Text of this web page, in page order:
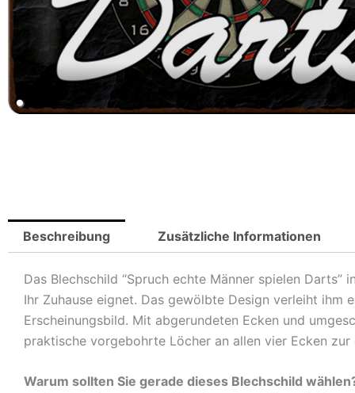
Beschreibung Zusätzliche Informationen
Das Blechschild “Spruch echte Männer spielen
Ihr Zuhause eignet. Das gewölbte Design verleiht
Erscheinungsbild. Mit abgerundeten Ecken und
praktische vorgebohrte Löcher an allen vier Ecken zur
Warum sollten Sie gerade dieses Blechschild